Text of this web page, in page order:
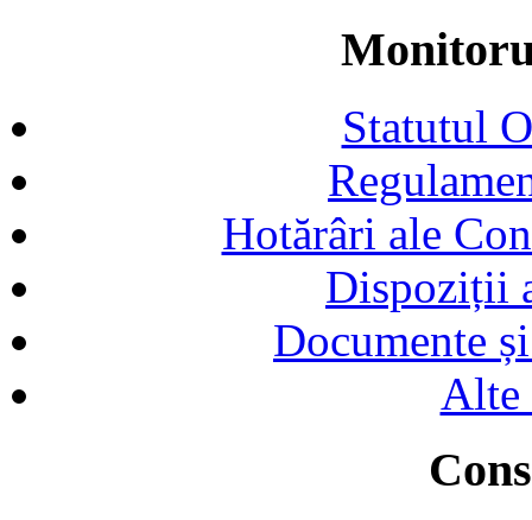
Statutul
Hotărâri ale
Dispoziții
Documente
Alte